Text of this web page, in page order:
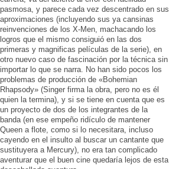
pasmosa, y parece cada vez descentrado en sus
aproximaciones (incluyendo sus ya cansinas
reinvenciones de los X-Men, machacando los
logros que el mismo consiguió en las dos
primeras y magnificas películas de la serie), en
otro nuevo caso de fascinación por la técnica sin
importar lo que se narra. No han sido pocos los
problemas de producción de «Bohemian
Rhapsody» (Singer firma la obra, pero no es él
quien la termina), y si se tiene en cuenta que es
un proyecto de dos de los integrantes de la
banda (en ese empeño ridículo de mantener
Queen a flote, como si lo necesitara, incluso
cayendo en el insulto al buscar un cantante que
sustituyera a Mercury), no era tan complicado
aventurar que el buen cine quedaría lejos de esta